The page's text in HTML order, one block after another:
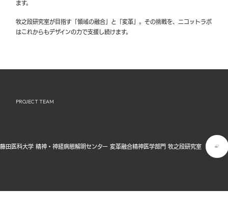
ます。
牧之段研究室が目指す「領域の融合」と「変革」。その挑戦を、ニコットラボ
はこれからもデザインの力で支援し続けます。
PROJECT TEAM
藤田医科大学 精神・神経病態解明センター 変革融合精神医学部門 牧之段研究室